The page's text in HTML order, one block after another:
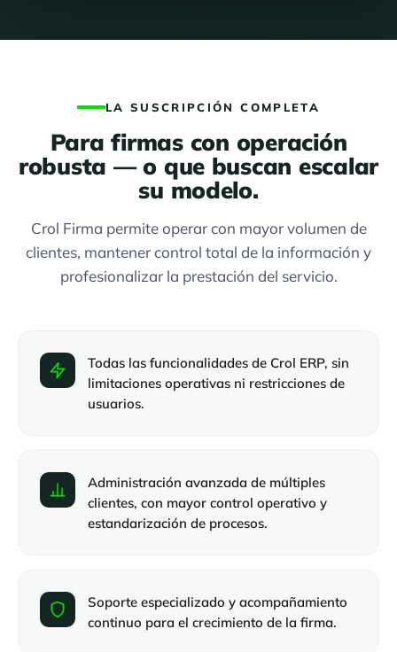
LA SUSCRIPCIÓN COMPLETA
Para firmas con operación
robusta — o que buscan escalar
su modelo.
Crol Firma permite operar con mayor volumen de
clientes, mantener control total de la información y
profesionalizar la prestación del servicio.
Todas las funcionalidades de Crol ERP, sin
limitaciones operativas ni restricciones de
usuarios.
Administración avanzada de múltiples
clientes, con mayor control operativo y
estandarización de procesos.
Soporte especializado y acompañamiento
continuo para el crecimiento de la firma.